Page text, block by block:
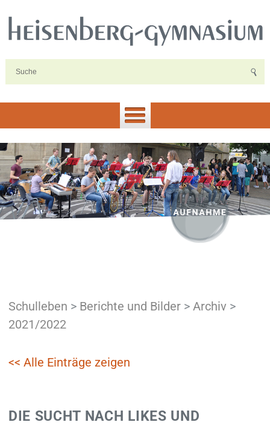
Schulleben > Berichte und Bilder> Archiv >
2021/2022
<< Alle Einträge zeigen
DIE SUCHT NACH LIKES UND